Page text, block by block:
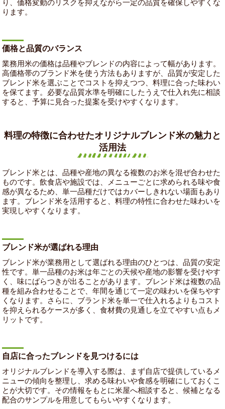
り、価格変動のリスクを抑えながら一定の品質を確保しやすくな
ります。
価格と品質のバランス
業務用米の価格は品種やブレンドの内容によって幅があります。
高価格帯のブランド米を使う方法もありますが、品質が安定した
ブレンド米を選ぶことでコストを抑えつつ、料理に合った味わい
を保てます。必要な品質水準を明確にしたうえで仕入れ先に相談
すると、予算に見合った提案を受けやすくなります。
料理の特徴に合わせたオリジナルブレンド米の魅力と
活用法
ブレンド米とは、品種や産地の異なる複数のお米を混ぜ合わせた
ものです。飲食店や施設では、メニューごとに求められる味や食
感が異なるため、単一品種だけではカバーしきれない場面もあり
ます。ブレンド米を活用すると、料理の特性に合わせた味わいを
実現しやすくなります。
ブレンド米が選ばれる理由
ブレンド米が業務用として選ばれる理由のひとつは、品質の安定
性です。単一品種のお米は年ごとの天候や産地の影響を受けやす
く、味にばらつきが出ることがあります。ブレンド米は複数の品
種を組み合わせることで、年間を通じて一定の味わいを保ちやす
くなります。さらに、ブランド米を単一で仕入れるよりもコスト
を抑えられるケースが多く、食材費の見通しを立てやすい点もメ
リットです。
自店に合ったブレンドを見つけるには
オリジナルブレンドを導入する際は、まず自店で提供しているメ
ニューの傾向を整理し、求める味わいや食感を明確にしておくこ
とが大切です。その情報をもとに米屋へ相談すると、候補となる
配合のサンプルを用意してもらいやすくなります。